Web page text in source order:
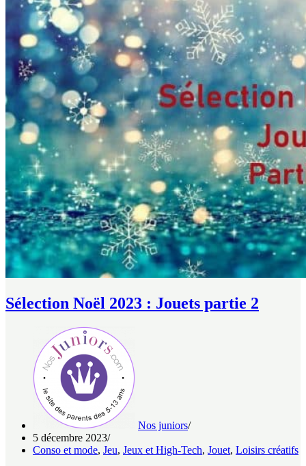
Sélection Noël 2023 : Jouets partie 2
Nos juniors
5 décembre 2023
Conso et mode, Jeu, Jeux et High-Tech, Jouet, Loisirs créatifs